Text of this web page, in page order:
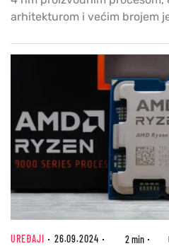
arhitekturom i većim brojem
UREĐAJI 26.09.2024 2 min